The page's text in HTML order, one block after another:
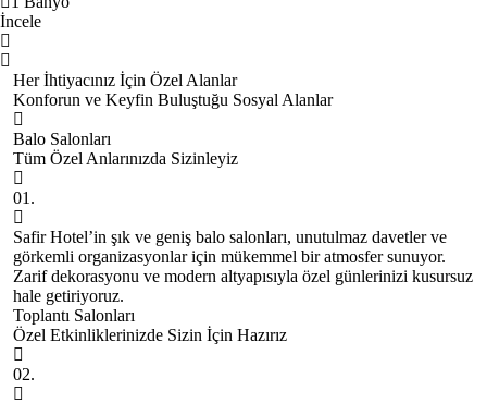
İncele
Her İhtiyacınız İçin Özel Alanlar
Konforun ve Keyfin Buluştuğu Sosyal Alanlar
Balo Salonları
Tüm Özel Anlarınızda Sizinleyiz
01.
Safir Hotel’in şık ve geniş balo salonları, unutulmaz davetler ve
görkemli organizasyonlar için mükemmel bir atmosfer sunuyor.
Zarif dekorasyonu ve modern altyapısıyla özel günlerinizi kusursuz
hale getiriyoruz.
Toplantı Salonları
Özel Etkinliklerinizde Sizin İçin Hazırız
02.